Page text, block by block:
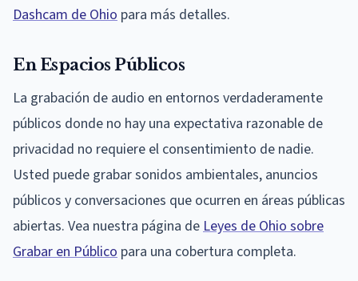
Dashcam de Ohio para más detalles.
En Espacios Públicos
La grabación de audio en entornos verdaderamente
públicos donde no hay una expectativa razonable de
privacidad no requiere el consentimiento de nadie.
Usted puede grabar sonidos ambientales, anuncios
públicos y conversaciones que ocurren en áreas públicas
abiertas. Vea nuestra página de Leyes de Ohio sobre
Grabar en Público para una cobertura completa.